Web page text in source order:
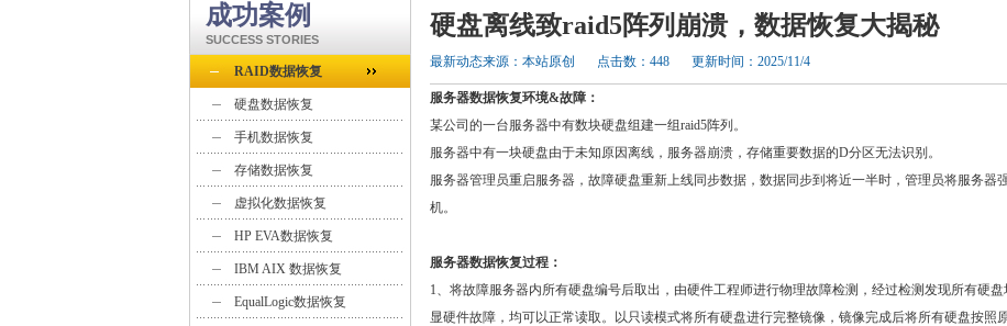
成功案例
SUCCESS STORIES
RAID数据恢复
硬盘数据恢复
手机数据恢复
存储数据恢复
虚拟化数据恢复
HP EVA数据恢复
IBM AIX 数据恢复
EqualLogic数据恢复
硬盘离线致raid5阵列崩溃，数据恢复大揭秘
最新动态来源：本站原创 点击数：448 更新时间：2025/11/4
服务器数据恢复环境&故障：
某公司的一台服务器中有数块硬盘组建一组raid5阵列。
服务器中有一块硬盘由于未知原因离线，服务器崩溃，存储重要数据的D分区无法识别。
服务器管理员重启服务器，故障硬盘重新上线同步数据，数据同步到将近一半时，管理员将服务器
机。
服务器数据恢复过程：
1、将故障服务器内所有硬盘编号后取出，由硬件工程师进行物理故障检测，经过检测发现所有硬盘
显硬件故障，均可以正常读取。以只读模式将所有硬盘进行完整镜像，镜像完成后将所有硬盘按照